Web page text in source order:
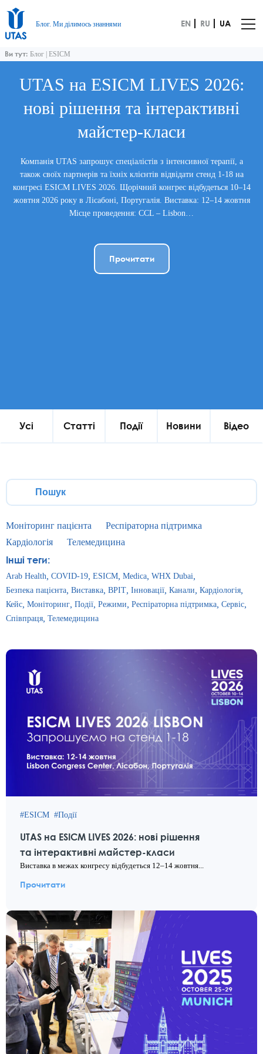
Блог. Ми ділимось знаннями EN RU UA
Ви тут: Блог ESICM
UTAS на ESICM LIVES 2026:
нові рішення та інтерактивні
майстер-класи
Компанія UTAS запрошує спеціалістів з інтенсивної терапії, а
також своїх партнерів та їхніх клієнтів відвідати стенд 1-18 на
конгресі ESICM LIVES 2026. Щорічний конгрес відбудеться 10–14
жовтня 2026 року в Лісабоні, Португалія. Виставка: 12–14 жовтня
Місце проведення: CCL – Lisbon…
Прочитати
Усі Статті Події Новини Відео
Моніторинг пацієнта
Респіраторна підтримка
Кардіологія
Телемедицина
Інші теги:
Arab Health COVID-19 ESICM Medica WHX Dubai
Безпека пацієнта Виставка ВРІТ Інновації Канали Кардіологія
Кейс Моніторинг Події Режими Респіраторна підтримка Сервіс
Співпраця Телемедицина
ESICM Події
UTAS на ESICM LIVES 2026: нові рішення
та інтерактивні майстер-класи
Виставка в межах конгресу відбудеться 12–14 жовтня...
Прочитати